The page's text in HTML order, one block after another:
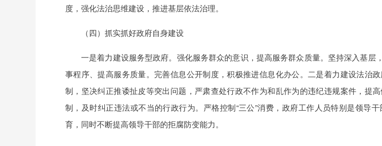
度，强化法治思维建设，推进基层依法治理。
（四）抓实抓好政府自身建设
一是着力建设服务型政府。强化服务群众的意识，提高服务群众质量。坚持深入基
事程序、提高服务质量。完善信息公开制度，积极推进信息化办公。二是着力建设法治
制，坚决纠正推诿扯皮等突出问题，严肃查处行政不作为和乱作为的违纪违规案件，提
制，及时纠正违法或不当的行政行为。严格控制“三公”消费，政府工作人员特别是领导
育，同时不断提高领导干部的拒腐防变能力。